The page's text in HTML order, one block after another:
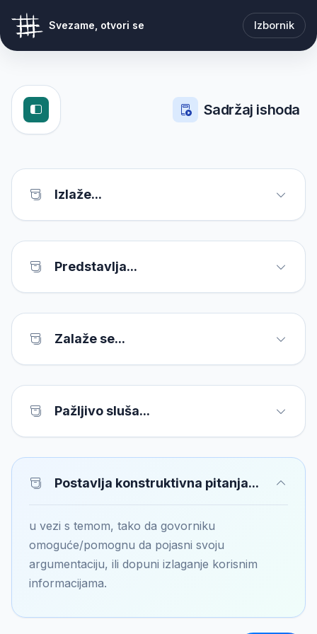
Svezame, otvori se Izbornik
Sadržaj ishoda
Izlaže...
Predstavlja...
Zalaže se...
Pažljivo sluša...
Postavlja konstruktivna pitanja...
u vezi s temom, tako da govorniku
omoguće/pomognu da pojasni svoju
argumentaciju, ili dopuni izlaganje korisnim
informacijama.